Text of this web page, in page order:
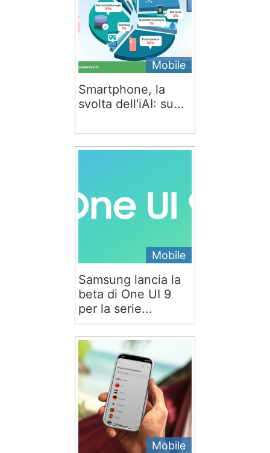
Mobile
Smartphone, la
svolta dell'iAI: su...
Mobile
Samsung lancia la
beta di One UI 9
per la serie...
Mobile